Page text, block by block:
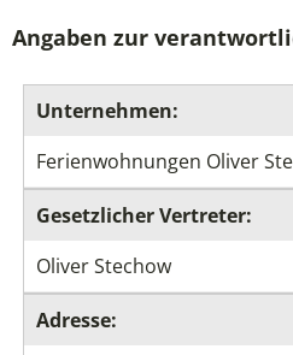
Angaben zur
Unternehmen:
Ferienwohnungen Oliver
Gesetzlicher Vertreter:
Oliver Stechow
Adresse: